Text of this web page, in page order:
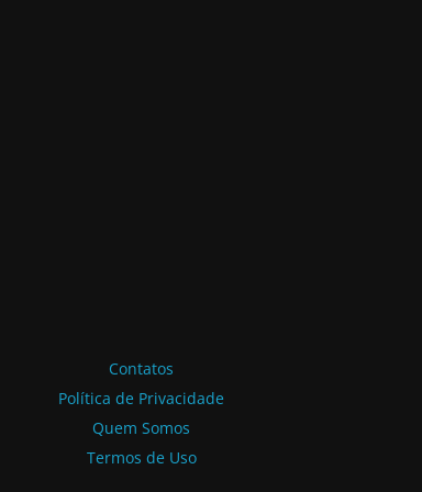
Contatos
Política de Privacidade
Quem Somos
Termos de Uso